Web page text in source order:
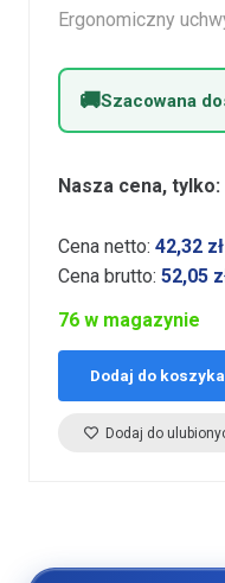
Ergonomiczny
Szacowana
Nasza cena, tylko:
Cena netto: 42,32 zł
Cena brutto: 52,05
76 w magazynie
Dodaj do koszyka
Dodaj do